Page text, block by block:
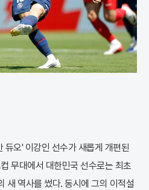
오' 이강인 선수가 새롭게 개편된
무대에서 대한민국 선수로는 최초
새 역사를 썼다. 동시에 그의 이적설